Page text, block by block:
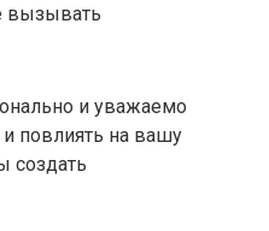
вызывать
и уважаемо
повлиять на вашу
создать